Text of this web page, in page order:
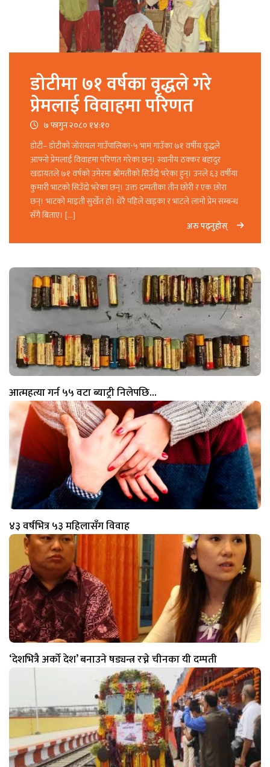
डोटीमा ७१ वर्षका वृद्धले गरे
प्रेमलाई विवाहमा परिणत
७ फागुन २०८० १४:१०
डोटी– डोटीको जोरायल गाउँपालिका-५ भाम गाउँका ७१ वर्षीय वृद्धले
आफ्नो प्रेमलाई विवाहमा परिणत गरेका छन्। स्थानीय ठक्कर बहादुर
खडायतले ७१ वर्षको उमेरमा श्रीमतीको सिउँदो भरेका हुन्। उनले ६३ वर्षीया
कुमारी भाटको सिउँदो भरेका छन्। उक्त दम्पतीका तीन छोरी र एक छोरा
छन्। भाटको माइती सुर्खेत हो। धेरै पहिले खड्का र भाटले लामो प्रेम सम्बन्ध
सँगै बिताए। […]
अरु पढ्नुहोस्
आत्महत्या गर्न ५५ वटा ब्याट्री निलेपछि…
४३ वर्षभित्र ५३ महिलासँग विवाह
‘देशभित्रै अर्को देश’ बनाउने षड्यन्त्र रच्ने चीनका यी दम्पती